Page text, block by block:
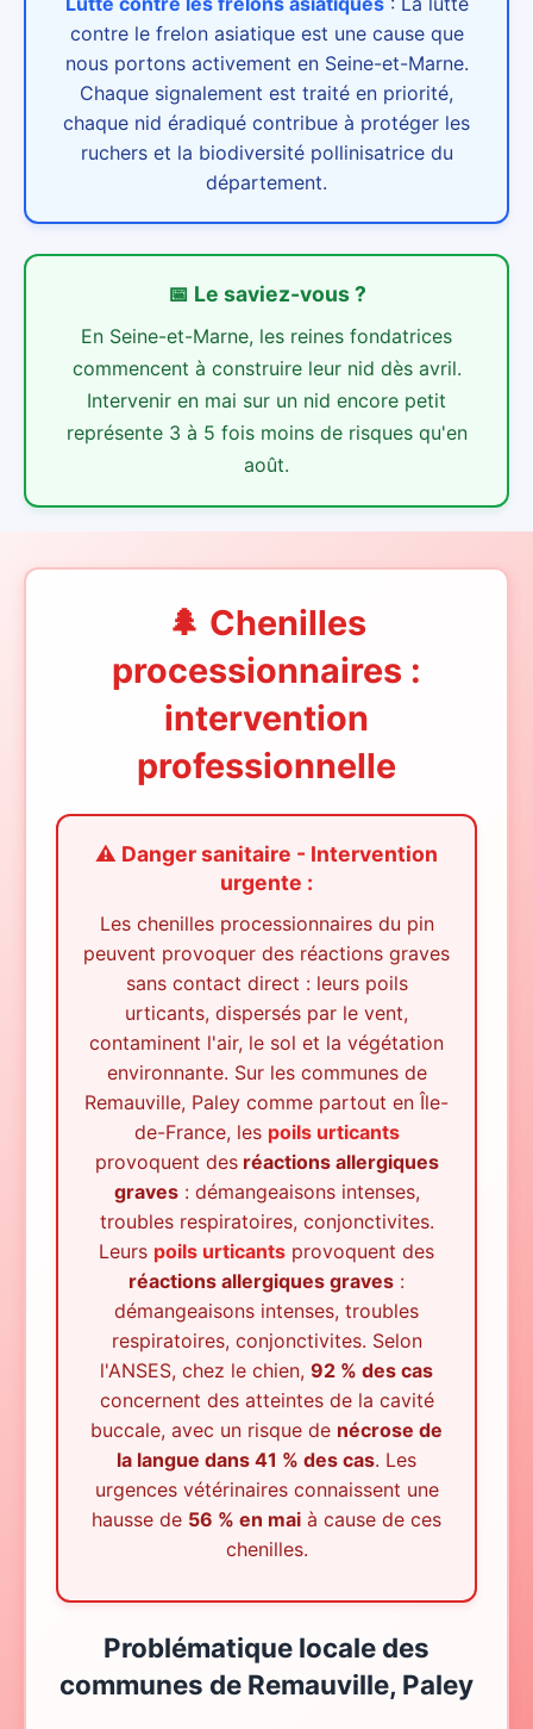
contre le frelon asiatique est une cause que
nous portons activement en Seine-et-Marne.
Chaque signalement est traité en priorité,
chaque nid éradiqué contribue à protéger les
ruchers et la biodiversité pollinisatrice du
département.
📅 Le saviez-vous ?
En Seine-et-Marne, les reines fondatrices
commencent à construire leur nid dès avril.
Intervenir en mai sur un nid encore petit
représente 3 à 5 fois moins de risques qu'en
août.
🌲 Chenilles
processionnaires :
intervention
professionnelle
⚠️ Danger sanitaire - Intervention
urgente :
Les chenilles processionnaires du pin
peuvent provoquer des réactions graves
sans contact direct : leurs poils
urticants, dispersés par le vent,
contaminent l'air, le sol et la végétation
environnante. Sur les communes de
Remauville, Paley comme partout en Île-
de-France, les poils urticants
provoquent desréactions allergiques
graves : démangeaisons intenses,
troubles respiratoires, conjonctivites.
Leurs poils urticants provoquent des
réactions allergiques graves :
démangeaisons intenses, troubles
respiratoires, conjonctivites. Selon
l'ANSES, chez le chien, 92 % des cas
concernent des atteintes de la cavité
buccale, avec un risque de nécrose de
la langue dans 41 % des cas. Les
urgences vétérinaires connaissent une
hausse de 56 % en mai à cause de ces
chenilles.
Problématique locale des
communes de Remauville, Paley